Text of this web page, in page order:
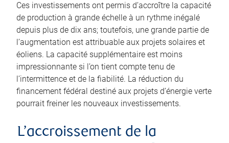
Ces investissements ont permis d’accroître la capacité
de production à grande échelle à un rythme inégalé
depuis plus de dix ans; toutefois, une grande partie de
l’augmentation est attribuable aux projets solaires et
éoliens. La capacité supplémentaire est moins
impressionnante si l’on tient compte tenu de
l’intermittence et de la fiabilité. La réduction du
financement fédéral destiné aux projets d’énergie verte
pourrait freiner les nouveaux investissements.
L’accroissement de la